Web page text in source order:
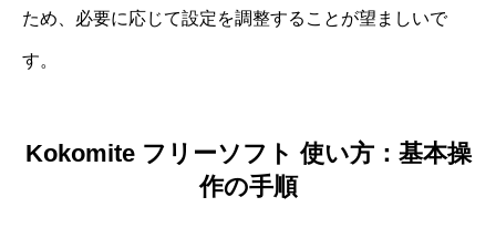
ため、必要に応じて設定を調整することが望ましいで
す。
Kokomite フリーソフト 使い方：基本操
作の手順